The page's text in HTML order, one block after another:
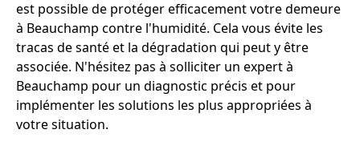
est possible de protéger efficacement votre demeure
à Beauchamp contre l'humidité. Cela vous évite les
tracas de santé et la dégradation qui peut y être
associée. N'hésitez pas à solliciter un expert à
Beauchamp pour un diagnostic précis et pour
implémenter les solutions les plus appropriées à
votre situation.